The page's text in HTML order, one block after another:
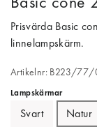
Prisvärda Basic
linnelampskärm.
Artikelnr: B223/77/
Lampskärmar
Svart Natur